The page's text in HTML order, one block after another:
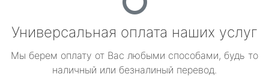
Универсальная оплата наших услуг
Мы берем оплату от Вас любыми способами, будь то
наличный или безналиный перевод.